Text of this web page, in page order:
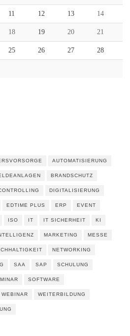
11 12 13 14
18 19 20 21
25 26 27 28
AUTOMATISIERUNG
BRANDSCHUTZ
DIGITALISIERUNG
EDTIME PLUS ERP EVENT
ISO IT IT SICHERHEIT KI
MARKETING MESSE
NETWORKING
SAA SAP SCHULUNG
SOFTWARE
WEBINAR WEITERBILDUNG